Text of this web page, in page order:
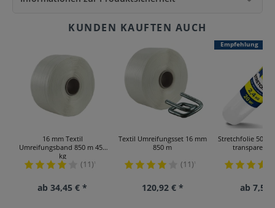
16 mm Textil
Umreifungsband 850 m 450
kg
(11)¹
ab 34,45 € *
Textil Umreifungsset 16 mm
850 m
(11)¹
120,92 € *
Empfehlung
Stretchfolie 500
transparent,
ab 7,58